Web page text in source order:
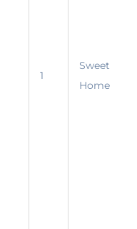
1
Sweet
Home